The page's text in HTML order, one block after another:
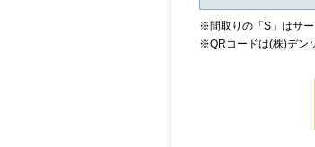
※間取りの「S」はサー
※QRコードは(株)デン